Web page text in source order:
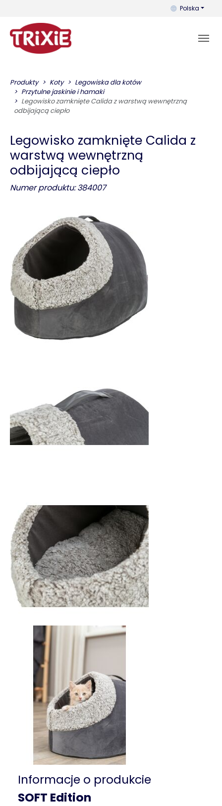
Możesz
Polska
Produkty Koty
Legowiska dla kotów
Przytulne jaskinie i hamaki
Legowisko zamknięte Calida z warstwą wewnętrzną
odbijającą ciepło
Legowisko zamknięte Calida z
warstwą wewnętrzną
odbijającą ciepło
Numer produktu: 384007
Informacje o produkcie
SOFT Edition